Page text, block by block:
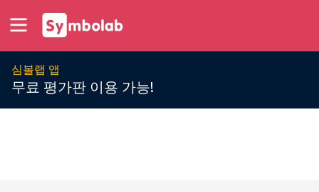
심볼랩 앱
무료 평가판 이용 가능!